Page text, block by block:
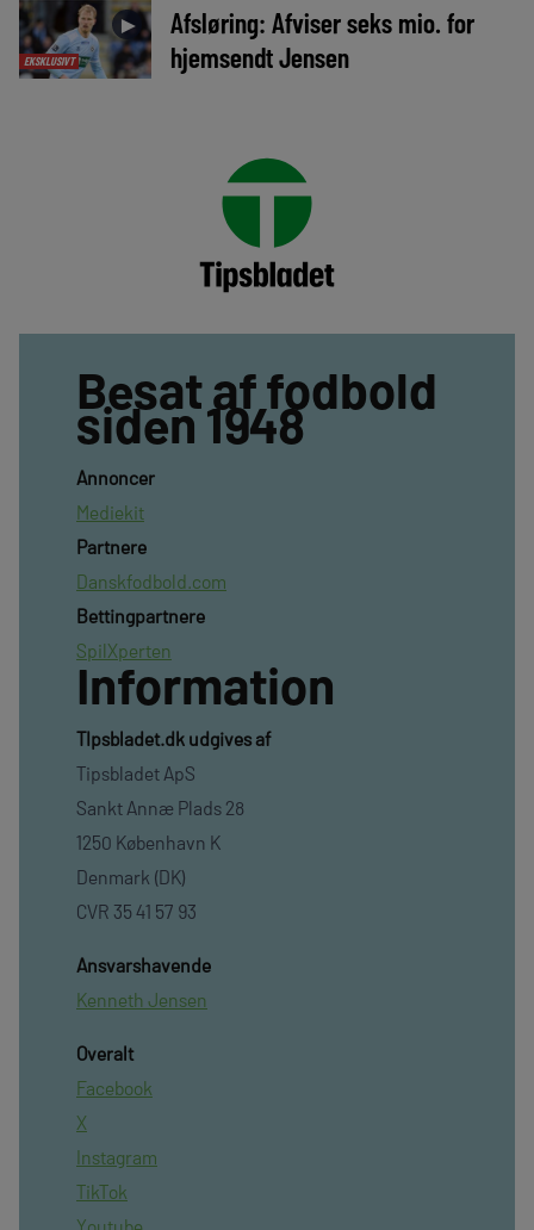
EKSKLUSIVT
►
Afsløring: Afviser seks mio. for
hjemsendt Jensen
Besat af fodbold
siden 1948
Annoncer
Mediekit
Partnere
Danskfodbold.com
Bettingpartnere
SpilXperten
Information
TIpsbladet.dk udgives af
Tipsbladet ApS
Sankt Annæ Plads 28
1250 København K
Denmark (DK)
CVR 35 41 57 93
Ansvarshavende
Kenneth Jensen
Overalt
Facebook
X
Instagram
TikTok